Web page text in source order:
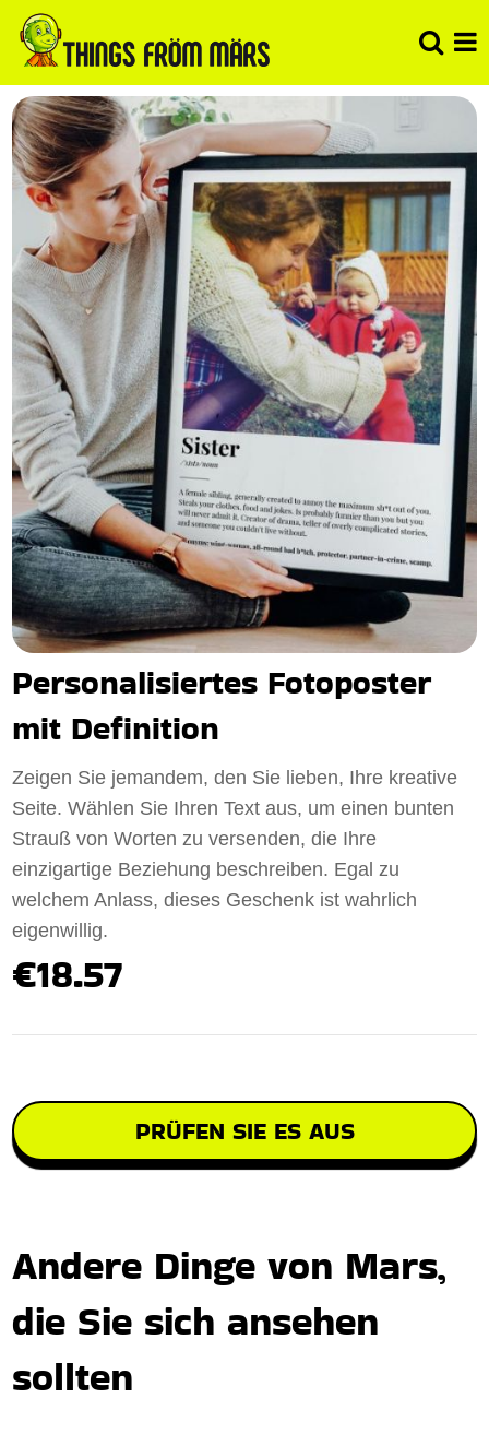
Personalisiertes Fotoposter
mit Definition
Zeigen Sie jemandem, den Sie lieben, Ihre kreative
Seite. Wählen Sie Ihren Text aus, um einen bunten
Strauß von Worten zu versenden, die Ihre
einzigartige Beziehung beschreiben. Egal zu
welchem Anlass, dieses Geschenk ist wahrlich
eigenwillig.
€18.57
PRÜFEN SIE ES AUS
Andere Dinge von Mars,
die Sie sich ansehen
sollten